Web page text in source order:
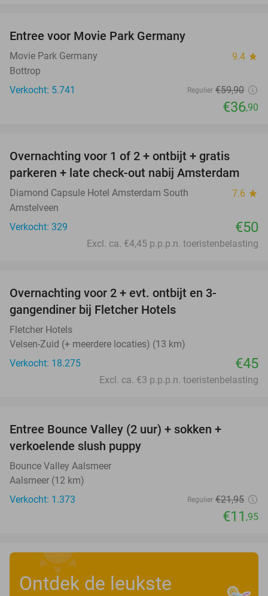
Entree voor Movie Park Germany
Movie Park Germany 9.4 star
Bottrop
Verkocht: 5.741
Regulier €59,90
€36,90
Overnachting voor 1 of 2 + ontbijt + gratis
parkeren + late check-out nabij Amsterdam
Diamond Capsule Hotel Amsterdam South 7.6 star
Amstelveen
Verkocht: 329
€50
Excl. ca. €4,45 p.p.p.n. toeristenbelasting
Overnachting voor 2 + evt. ontbijt en 3-
gangendiner bij Fletcher Hotels
Fletcher Hotels
Velsen-Zuid (+ meerdere locaties) (13 km)
Verkocht: 18.275
€45
Excl. ca. €3 p.p.p.n. toeristenbelasting
Entree Bounce Valley (2 uur) + sokken +
verkoelende slush puppy
Bounce Valley Aalsmeer
Aalsmeer (12 km)
Verkocht: 1.373
Regulier €21,95
€11 ,95
Ontdek de leukste